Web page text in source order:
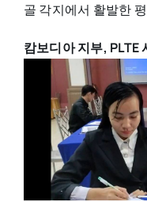
골 각지에서 활발한
캄보디아 지부, PLTE